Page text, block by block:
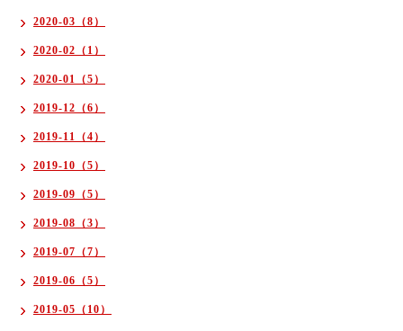
2020-03（8）
2020-02（1）
2020-01（5）
2019-12（6）
2019-11（4）
2019-10（5）
2019-09（5）
2019-08（3）
2019-07（7）
2019-06（5）
2019-05（10）